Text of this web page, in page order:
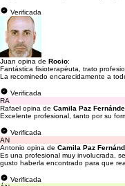
Verificada
Juan opina de Rocio:
Fantástica fisioterapéuta, trato
La recominedo encarecidamente a
Verificada
RA
Rafael opina de Camila Paz
Excelente profesional, tanto por su
Verificada
AN
Antonio opina de Camila Paz
Es una profesional muy involucrada,
gusto haberla encontrado para que
Verificada